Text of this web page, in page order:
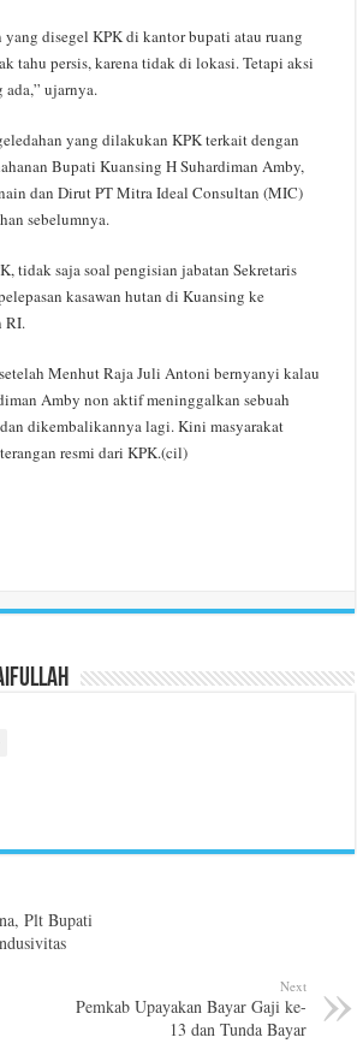
yang disegel KPK di kantor bupati atau ruang
tahu persis, karena tidak di lokasi. Tetapi aksi
ada,” ujarnya.
yang dilakukan KPK terkait dengan
Bupati Kuansing H Suhardiman Amby,
dan Dirut PT Mitra Ideal Consultan (MIC)
sebelumnya.
tidak saja soal pengisian jabatan Sekretaris
kasawan hutan di Kuansing ke
RI.
Menhut Raja Juli Antoni bernyanyi kalau
Amby non aktif meninggalkan sebuah
dikembalikannya lagi. Kini masyarakat
resmi dari KPK.(cil)
Plt Bupati
Next
Pemkab Upayakan Bayar Gaji ke-
13 dan Tunda Bayar